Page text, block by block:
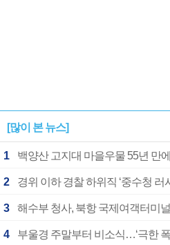
[많이 본 뉴스]
1 백양산 고지대 마을우물 55년 만
2 경위 이하 경찰 하위직 ‘중수청
3 해수부 청사, 북항 국제여객터미
4 부울경 주말부터 비소식…‘극한